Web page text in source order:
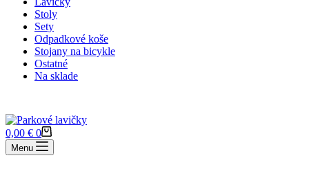
Stoly
Sety
Odpadkové koše
Stojany na bicykle
Ostatné
Na sklade
Nákupný
košík
0,00 € 0
Menu